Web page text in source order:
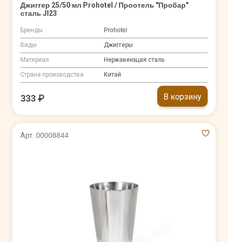
Джиггер 25/50 мл Prohotel / Проотель "Пробар"
сталь JI23
Бренды Prohotel
Виды Джиггеры
Материал Нержавеющая сталь
Страна производства Китай
333 ₽ В корзину
Арт. 00008844